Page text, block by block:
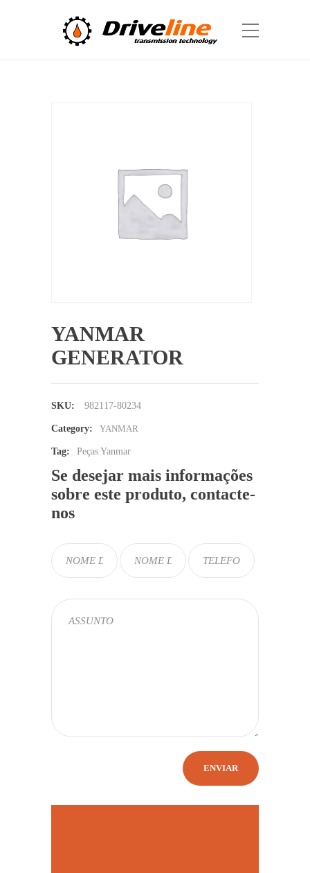
YANMAR
GENERATOR
SKU: 982117-80234
Category: YANMAR
Tag: Peças Yanmar
Se desejar mais informações
sobre este produto, contacte-
nos